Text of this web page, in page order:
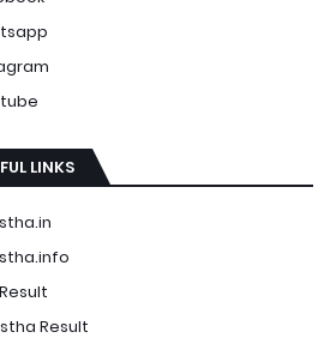
LINKS
Result